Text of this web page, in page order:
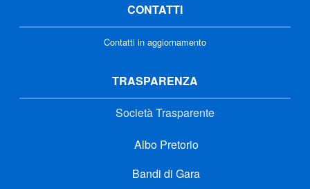
CONTATTI
Contatti in aggiornamento
TRASPARENZA
Società Trasparente
Albo Pretorio
Bandi di Gara